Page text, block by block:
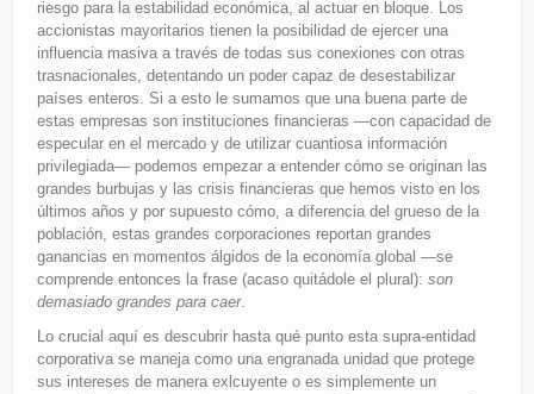
riesgo para la estabilidad económica, al actuar en bloque. Los
accionistas mayoritarios tienen la posibilidad de ejercer una
influencia masiva a través de todas sus conexiones con otras
trasnacionales, detentando un poder capaz de desestabilizar
países enteros. Si a esto le sumamos que una buena parte de
estas empresas son instituciones financieras —con capacidad de
especular en el mercado y de utilizar cuantiosa información
privilegiada— podemos empezar a entender cómo se originan las
grandes burbujas y las crisis financieras que hemos visto en los
últimos años y por supuesto cómo, a diferencia del grueso de la
población, estas grandes corporaciones reportan grandes
ganancias en momentos álgidos de la economía global —se
comprende entonces la frase (acaso quitádole el plural): son
demasiado grandes para caer.
Lo crucial aquí es descubrir hasta qué punto esta supra-entidad
corporativa se maneja como una engranada unidad que protege
sus intereses de manera exlcuyente o es simplemente un